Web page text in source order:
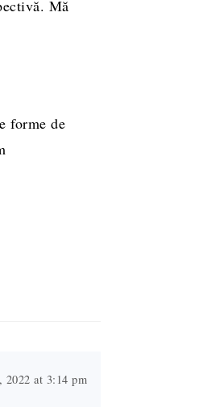
Mă
forme de
2022 at 3:14 pm